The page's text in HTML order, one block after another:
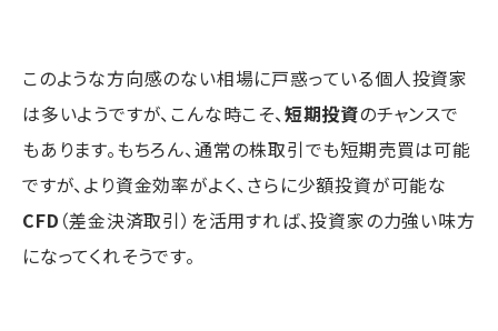
このような方向感のない相場に戸惑っている個人投資家
は多いようですが、こんな時こそ、短期投資のチャンスで
もあります。もちろん、通常の株取引でも短期売買は可能
ですが、より資金効率がよく、さらに少額投資が可能な
CFD （差金決済取引）を活用すれば、投資家の力強い味方
になってくれそうです。